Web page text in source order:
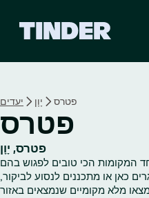
י
נ
ד
יעדים יָוָן פטרס
פטרס
פטרס, יָוָן
המקומות הכי טובים לפגוש בהם
כאן או מתכננים לנסוע לביקור,